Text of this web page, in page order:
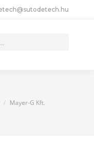
Mayer-G Kft.